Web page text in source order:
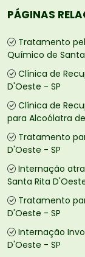
PÁGINAS
Tratamento
Químico de
Clínica de
D'Oeste - SP
Clínica de
para Alcoólatra
Tratamento
D'Oeste - SP
Internação
Santa Rita
Tratamento
D'Oeste - SP
Internação
D'Oeste - SP